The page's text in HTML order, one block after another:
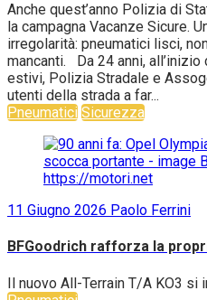
Anche quest’anno Polizia di
la campagna Vacanze Sicure.
irregolarità: pneumatici lisci,
mancanti. Da 24 anni,
estivi, Polizia Stradale e
utenti della strada a far...
Pneumatici Sicurezza
11 Giugno 2026 Paolo Ferrini
BFGoodrich rafforza la
Il nuovo All-Terrain T/A KO3 si